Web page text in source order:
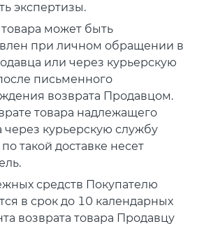
экспертизы.
товара может быть
при личном обращении в
или через курьерскую
письменного
возврата Продавцом.
товара надлежащего
через курьерскую службу
такой доставке несет
средств Покупателю
в срок до 10 календарных
возврата товара Продавцу